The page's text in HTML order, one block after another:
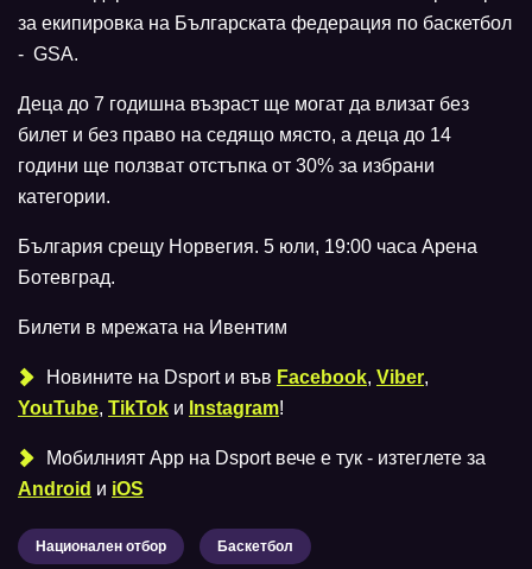
за екипировка на Българската федерация по баскетбол
- GSA.
Деца до 7 годишна възраст ще могат да влизат без
билет и без право на седящо място, а деца до 14
години ще ползват отстъпка от 30% за избрани
категории.
България срещу Норвегия. 5 юли, 19:00 часа Арена
Ботевград.
Билети в мрежата на Ивентим
Новините на Dsport и във Facebook, Viber,
YouTube, TikTok и Instagram!
Мобилният Аpp на Dsport вече е тук - изтеглете за
Android и iOS
Национален отбор Баскетбол